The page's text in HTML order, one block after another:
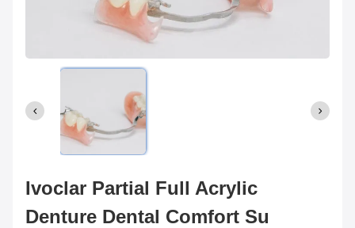
Ivoclar Partial Full Acrylic
Denture Dental Comfort Su